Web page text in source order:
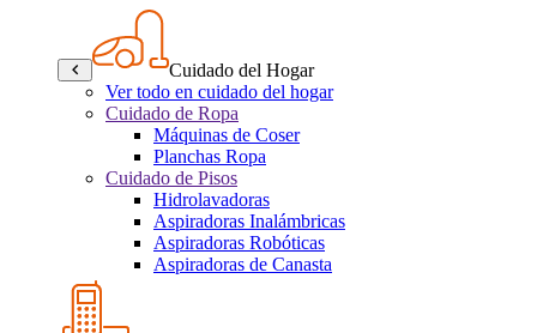
Cuidado del Hogar
Ver todo en cuidado del hogar
Cuidado de Ropa
Máquinas de Coser
Planchas Ropa
Cuidado de Pisos
Hidrolavadoras
Aspiradoras Inalámbricas
Aspiradoras Robóticas
Aspiradoras de Canasta